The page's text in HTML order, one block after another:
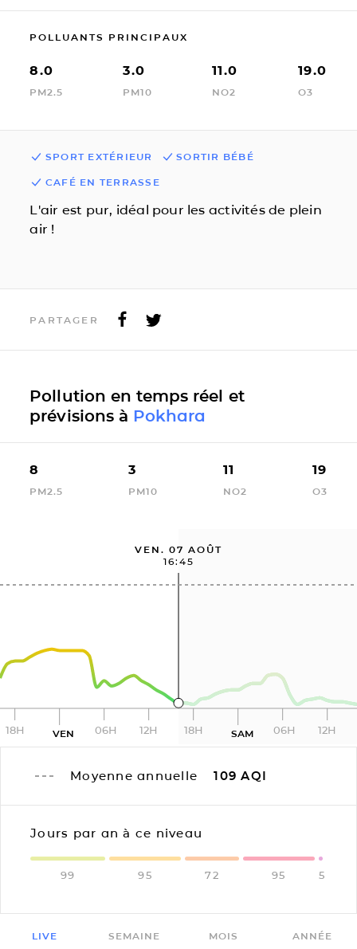
POLLUANTS PRINCIPAUX
8.0
PM2.5
3.0
PM10
11.0
NO2
19.0
O3
SPORT EXTÉRIEUR SORTIR BÉBÉ
CAFÉ EN TERRASSE
L'air est pur, idéal pour les activités de plein
air !
PARTAGER
Pollution en temps réel et
prévisions à Pokhara
8
PM2.5
3
PM10
11
NO2
19
O3
VEN. 07 AOÛT
16:45
18H VEN 06H 12H 18H SAM 06H 12H
Moyenne annuelle 109 AQI
Jours par an à ce niveau
99 95 72 95 5
LIVE SEMAINE MOIS ANNÉE